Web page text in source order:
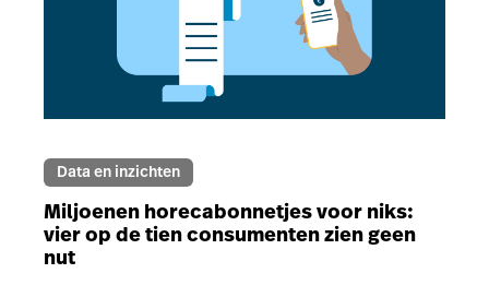
Data en inzichten
Miljoenen horecabonnetjes voor niks:
vier op de tien consumenten zien geen
nut